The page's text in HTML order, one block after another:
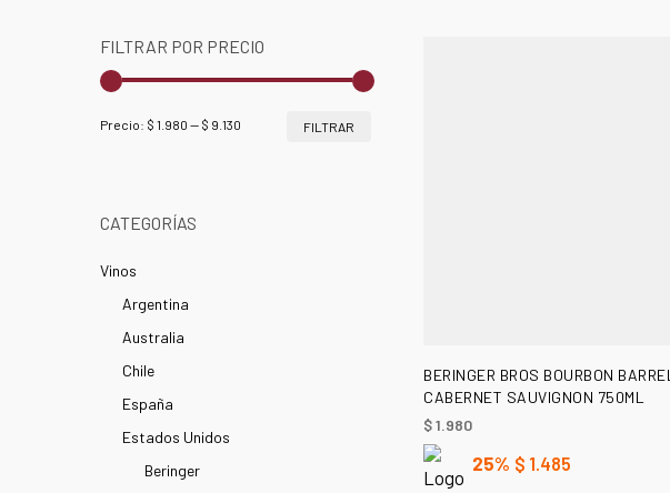
FILTRAR POR PRECIO
FILTRAR
Precio: $ 1.980 — $ 9.130
CATEGORÍAS
Vinos
Argentina
Australia
Chile
España
Estados Unidos
Beringer
AÑADIR AL CARRITO
BERINGER BROS BOURBON BARREL
CABERNET SAUVIGNON 750ML
$1.980
25% $ 1.485